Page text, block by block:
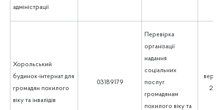
адміністрації
Хорольський
будинок-інтернат для
громадян похилого
віку та інвалідів
03189179
Перевірка
організації
надання
соціальних
послуг
громадянам
похилого віку та